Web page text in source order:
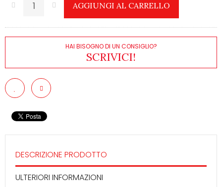
AGGIUNGI AL CARRELLO
HAI BISOGNO DI UN CONSIGLIO?
SCRIVICI!
DESCRIZIONE PRODOTTO
ULTERIORI INFORMAZIONI